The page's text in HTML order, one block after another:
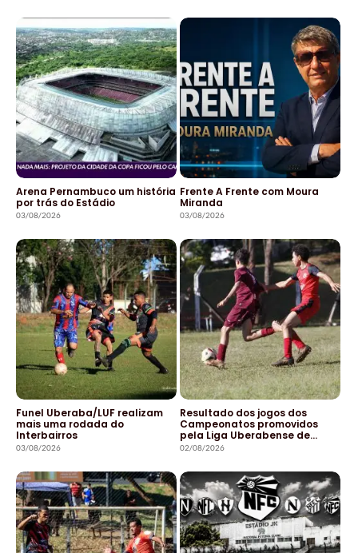
Arena Pernambuco um história
por trás do Estádio
03/08/2026
Frente A Frente com Moura
Miranda
03/08/2026
Funel Uberaba/LUF realizam
mais uma rodada do
Interbairros
03/08/2026
Resultado dos jogos dos
Campeonatos promovidos
pela Liga Uberabense de…
02/08/2026